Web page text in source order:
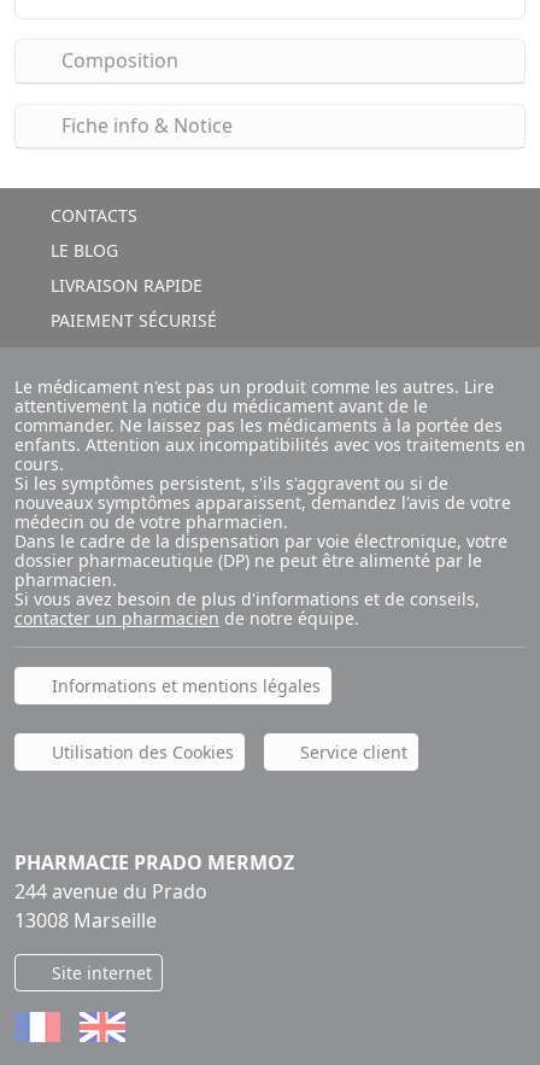
Composition
Fiche info & Notice
CONTACTS
LE BLOG
LIVRAISON RAPIDE
PAIEMENT SÉCURISÉ
Le médicament n'est pas un produit comme les autres. Lire
attentivement la notice du médicament avant de le
commander. Ne laissez pas les médicaments à la portée des
enfants. Attention aux incompatibilités avec vos traitements en
cours.
Si les symptômes persistent, s'ils s'aggravent ou si de
nouveaux symptômes apparaissent, demandez l'avis de votre
médecin ou de votre pharmacien.
Dans le cadre de la dispensation par voie électronique, votre
dossier pharmaceutique (DP) ne peut être alimenté par le
pharmacien.
Si vous avez besoin de plus d'informations et de conseils,
contacter un pharmacien de notre équipe.
Informations et mentions légales
Utilisation des Cookies Service client
PHARMACIE PRADO MERMOZ
244 avenue du Prado
13008 Marseille
Site internet